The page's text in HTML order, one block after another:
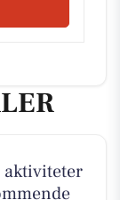
aktiviteter